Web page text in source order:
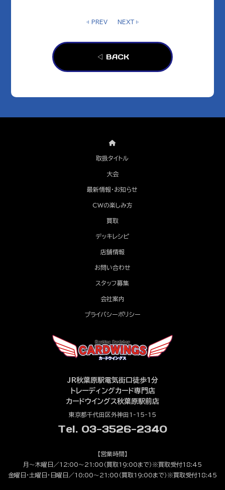
◁ PREV NEXT ▷
◁ BACK
取扱タイトル
大会
最新情報・お知らせ
CWの楽しみ方
買取
デッキレシピ
店舗情報
お問い合わせ
スタッフ募集
会社案内
プライバシーポリシー
JR秋葉原駅電気街口徒歩1分
トレーディングカード専門店
カードウイングス秋葉原駅前店
東京都千代田区外神田1-15-15
Tel. 03-3526-2340
【営業時間】
月～木曜日／12:00～21:00（買取19:00まで）※買取受付18:45
金曜日・土曜日・日曜日／10:00～21:00（買取19:00まで）※買取受付18:45